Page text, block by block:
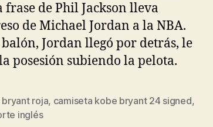
de Phil Jackson lleva
de Michael Jordan a la NBA.
Jordan llegó por detrás, le
posesión subiendo la pelota.
roja, camiseta kobe bryant 24 signed,
inglés